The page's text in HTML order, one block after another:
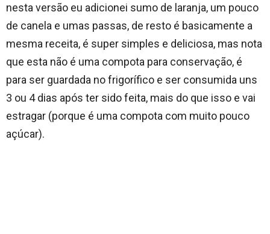
nesta versão eu adicionei sumo de laranja, um pouco
de canela e umas passas, de resto é basicamente a
mesma receita, é super simples e deliciosa, mas nota
que esta não é uma compota para conservação, é
para ser guardada no frigorífico e ser consumida uns
3 ou 4 dias após ter sido feita, mais do que isso e vai
estragar (porque é uma compota com muito pouco
açúcar).